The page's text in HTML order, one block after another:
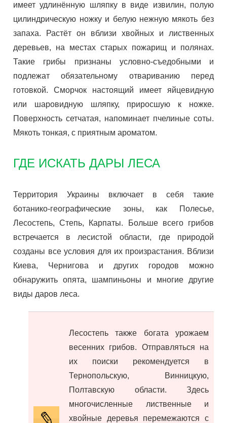
имеет удлинённую шляпку в виде извилин, полую
цилиндрическую ножку и белую нежную мякоть без
запаха. Растёт он вблизи хвойных и лиственных
деревьев, на местах старых пожарищ и полянах.
Такие грибы признаны условно-съедобными и
подлежат обязательному отвариванию перед
готовкой. Сморчок настоящий имеет яйцевидную
или шаровидную шляпку, приросшую к ножке.
Поверхность сетчатая, напоминает пчелиные соты.
Мякоть тонкая, с приятным ароматом.
ГДЕ ИСКАТЬ ДАРЫ ЛЕСА
Территория Украины включает в себя такие
ботанико-географические зоны, как Полесье,
Лесостепь, Степь, Карпаты. Больше всего грибов
встречается в лесистой области, где природой
созданы все условия для их произрастания. Вблизи
Киева, Чернигова и других городов можно
обнаружить опята, шампиньоны и многие другие
виды даров леса.
Лесостепь также богата урожаем
весенних грибов. Отправляться на
их поиски рекомендуется в
Тернопольскую, Винницкую,
Полтавскую области. Здесь
многочисленные лиственные и
хвойные деревья перемежаются с